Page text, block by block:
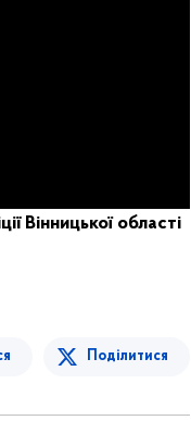
Вінницької області
Поділитися